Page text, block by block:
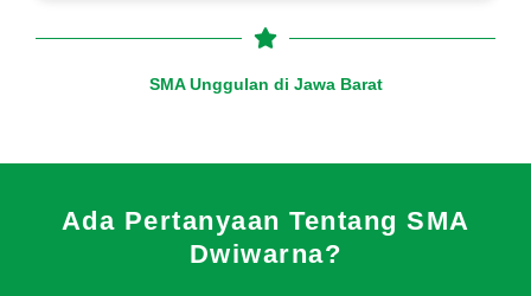
SMA Unggulan di Jawa Barat
Ada Pertanyaan Tentang SMA
Dwiwarna?